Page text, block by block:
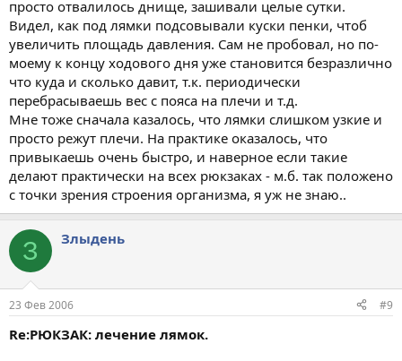
просто отвалилось днище, зашивали целые сутки.
Видел, как под лямки подсовывали куски пенки, чтоб
увеличить площадь давления. Сам не пробовал, но по-
моему к концу ходового дня уже становится безразлично
что куда и сколько давит, т.к. периодически
перебрасываешь вес с пояса на плечи и т.д.
Мне тоже сначала казалось, что лямки слишком узкие и
просто режут плечи. На практике оказалось, что
привыкаешь очень быстро, и наверное если такие
делают практически на всех рюкзаках - м.б. так положено
с точки зрения строения организма, я уж не знаю..
З Злыдень
23 Фев 2006 #9
Re:РЮКЗАК: лечение лямок.